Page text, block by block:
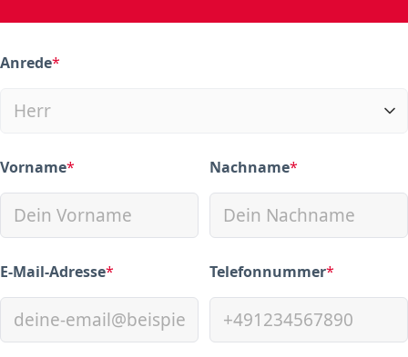
Anrede*
(required)
Vorname*
(required) Nachname*
(required)
E-Mail-Adresse*
(required) Telefonnummer*
(required)